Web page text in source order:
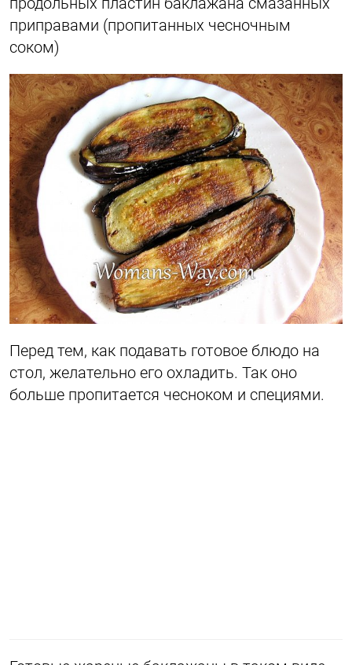
приправами (пропитанных чесночным
соком)
Перед тем, как подавать готовое блюдо на
стол, желательно его охладить. Так оно
больше пропитается чесноком и специями.